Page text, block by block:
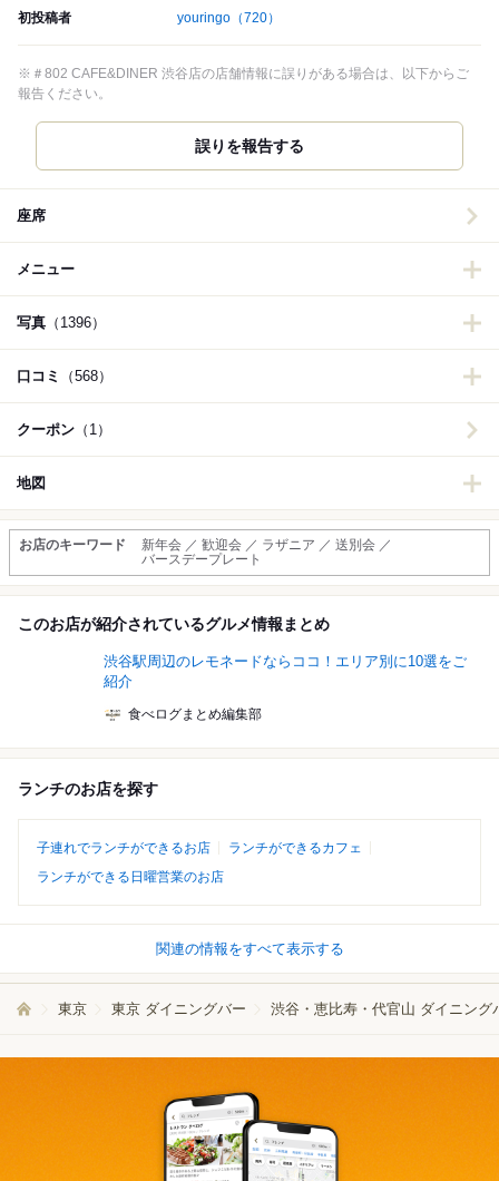
初投稿者 youringo （720）
※＃802 CAFE&DINER 渋谷店の店舗情報に誤りがある場合は、以下からご
報告ください。
誤りを報告する
座席
メニュー
写真 （1396）
口コミ （568）
クーポン （1）
地図
お店のキーワード
新年会 ／ 歓迎会 ／ ラザニア ／ 送別会 ／
バースデープレート
このお店が紹介されているグルメ情報まとめ
渋谷駅周辺のレモネードならココ！エリア別に10選をご
紹介
食べログまとめ編集部
ランチのお店を探す
子連れでランチができるお店
ランチができるカフェ
ランチができる日曜営業のお店
関連の情報をすべて表示する
東京 東京 ダイニングバー 渋谷・恵比寿・代官山 ダイニング